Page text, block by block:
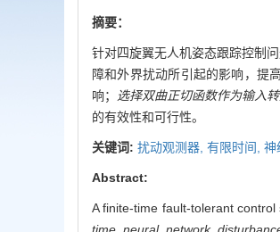
摘要：
针对四旋翼无人机姿态跟踪控制
障和外界扰动所引起的影响，提
响；
选择双曲正切函数作为输入
的有效性和可行性。
关键词: 扰动观测器, 有限时间, 神
Abstract:
A finite-time fault-tolerant
time neural network